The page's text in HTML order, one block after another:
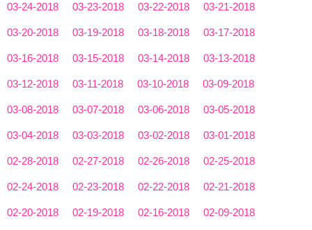
03-24-2018 03-23-2018 03-22-2018 03-21-2018
03-20-2018 03-19-2018 03-18-2018 03-17-2018
03-16-2018 03-15-2018 03-14-2018 03-13-2018
03-12-2018 03-11-2018 03-10-2018 03-09-2018
03-08-2018 03-07-2018 03-06-2018 03-05-2018
03-04-2018 03-03-2018 03-02-2018 03-01-2018
02-28-2018 02-27-2018 02-26-2018 02-25-2018
02-24-2018 02-23-2018 02-22-2018 02-21-2018
02-20-2018 02-19-2018 02-16-2018 02-09-2018